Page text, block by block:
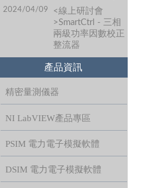
2024/04/09
<線上研討會
>SmartCtrl - 三相
兩級功率因數校正
整流器
產品資訊
精密量測儀器
NI LabVIEW產品專區
PSIM 電力電子模擬軟體
DSIM 電力電子模擬軟體